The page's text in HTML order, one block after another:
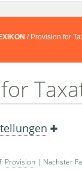
/ Provision for
Provision | Nächster